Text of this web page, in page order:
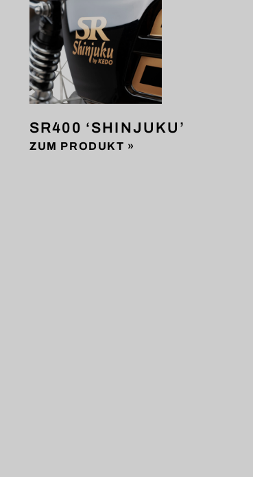
SR400 ‘SHINJUKU’
ZUM PRODUKT »